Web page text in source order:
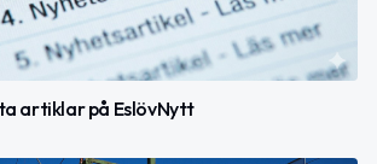
artiklar på EslövNytt